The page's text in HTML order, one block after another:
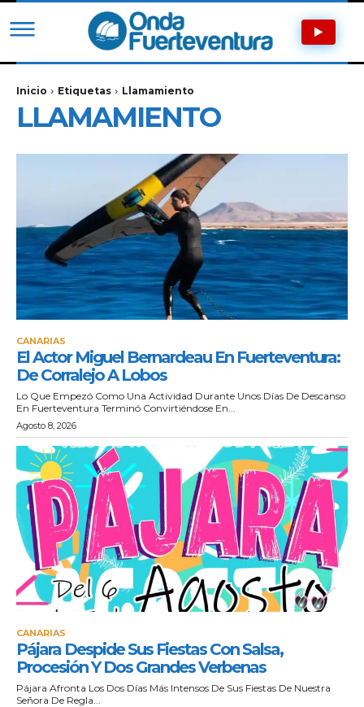
Inicio Etiquetas Llamamiento
LLAMAMIENTO
CANARIAS
El Actor Miguel Bernardeau En Fuerteventura:
De Corralejo A Lobos
Lo Que Empezó Como Una Actividad Durante Unos Días De Descanso
En Fuerteventura Terminó Convirtiéndose En...
Agosto 8, 2026
CANARIAS
Pájara Despide Sus Fiestas Con Salsa,
Procesión Y Dos Grandes Verbenas
Pájara Afronta Los Dos Días Más Intensos De Sus Fiestas De Nuestra
Señora De Regla...